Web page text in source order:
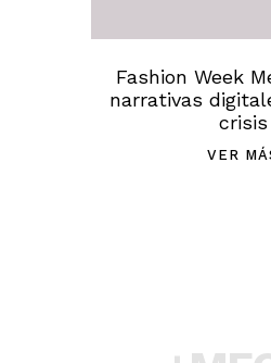
Fashion Week
narrativas
crisis
VER